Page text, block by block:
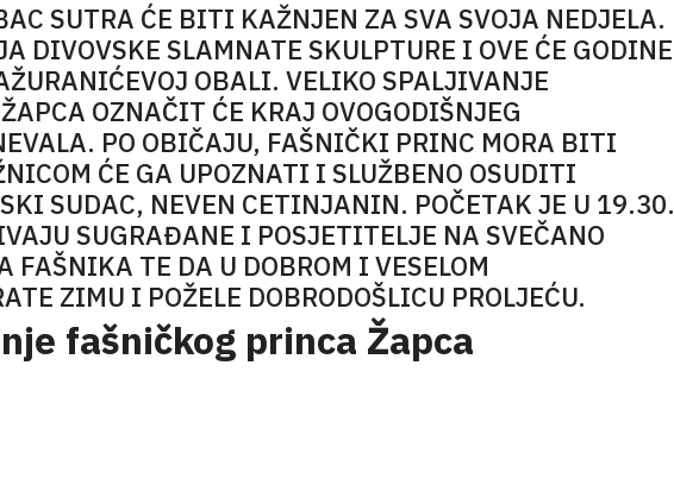
SUTRA ĆE BITI KAŽNJEN ZA SVA SVOJA NEDJELA.
DIVOVSKE SLAMNATE SKULPTURE I OVE ĆE GODINE
OBALI. VELIKO SPALJIVANJE
OZNAČIT ĆE KRAJ OVOGODIŠNJEG
PO OBIČAJU, FAŠNIČKI PRINC MORA BITI
ĆE GA UPOZNATI I SLUŽBENO OSUDITI
SUDAC, NEVEN CETINJANIN. POČETAK JE U 19.30.
SUGRAĐANE I POSJETITELJE NA SVEČANO
FAŠNIKA TE DA U DOBROM I VESELOM
ZIMU I POŽELE DOBRODOŠLICU PROLJEĆU.
fašničkog princa Žapca